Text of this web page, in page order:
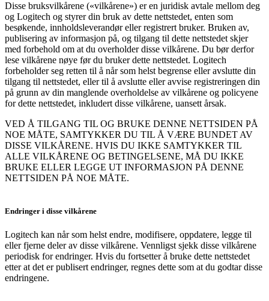
Disse bruksvilkårene («vilkårene») er en juridisk avtale mellom deg
og Logitech og styrer din bruk av dette nettstedet, enten som
besøkende, innholdsleverandør eller registrert bruker. Bruken av,
publisering av informasjon på, og tilgang til dette nettstedet skjer
med forbehold om at du overholder disse vilkårene. Du bør derfor
lese vilkårene nøye før du bruker dette nettstedet. Logitech
forbeholder seg retten til å når som helst begrense eller avslutte din
tilgang til nettstedet, eller til å avslutte eller avvise registreringen din
på grunn av din manglende overholdelse av vilkårene og policyene
for dette nettstedet, inkludert disse vilkårene, uansett årsak.
VED Å TILGANG TIL OG BRUKE DENNE NETTSIDEN PÅ
NOE MÅTE, SAMTYKKER DU TIL Å VÆRE BUNDET AV
DISSE VILKÅRENE. HVIS DU IKKE SAMTYKKER TIL
ALLE VILKÅRENE OG BETINGELSENE, MÅ DU IKKE
BRUKE ELLER LEGGE UT INFORMASJON PÅ DENNE
NETTSIDEN PÅ NOE MÅTE.
Endringer i disse vilkårene
Logitech kan når som helst endre, modifisere, oppdatere, legge til
eller fjerne deler av disse vilkårene. Vennligst sjekk disse vilkårene
periodisk for endringer. Hvis du fortsetter å bruke dette nettstedet
etter at det er publisert endringer, regnes dette som at du godtar disse
endringene.